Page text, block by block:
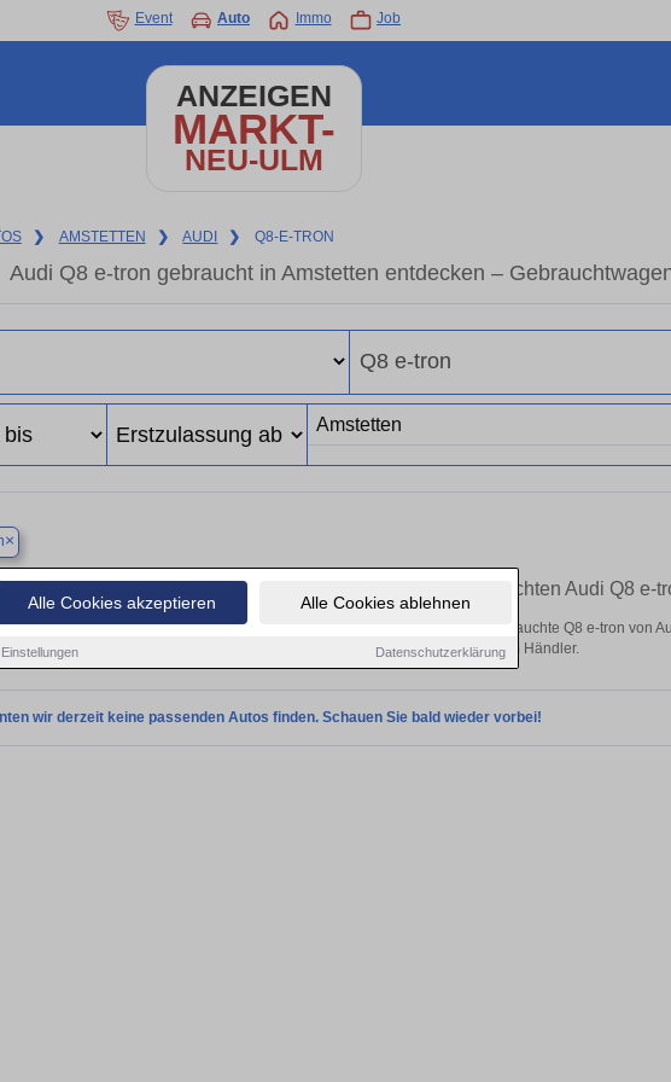
Alle Cookies akzeptieren Alle Cookies ablehnen
Einstellungen Datenschutzerklärung
Event Auto Immo Job
ANZEIGEN
MARKT-
NEU-ULM
❯ AMSTETTEN ❯ AUDI ❯ Q8-E-TRON
Audi Q8 e-tron gebraucht in Amstetten entdecken –
×
Finden Sie in Amstetten Ihren gebrauchten Audi Q8 e-
Sie in Amstetten einen Audi Q8 e-tron Gebrauchtwagen? Entdecken Sie gebrauchte Q8 e-tron von
Preisklassen von privat und vom Händler.
wir derzeit keine passenden Autos finden. Schauen Sie bald wieder vorbei!